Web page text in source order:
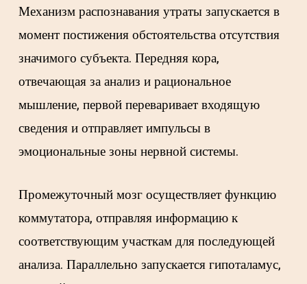
Механизм распознавания утраты запускается в
момент постижения обстоятельства отсутствия
значимого субъекта. Передняя кора,
отвечающая за анализ и рациональное
мышление, первой переваривает входящую
сведения и отправляет импульсы в
эмоциональные зоны нервной системы.
Промежуточный мозг осуществляет функцию
коммутатора, отправляя информацию к
соответствующим участкам для последующей
анализа. Параллельно запускается гипоталамус,